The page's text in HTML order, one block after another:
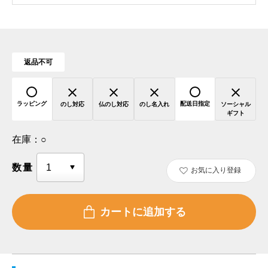
返品不可
ラッピング のし対応 仏のし対応 のし名入れ 配送日指定
ソーシャル
ギフト
在庫： ○
数量 お気に入り登録